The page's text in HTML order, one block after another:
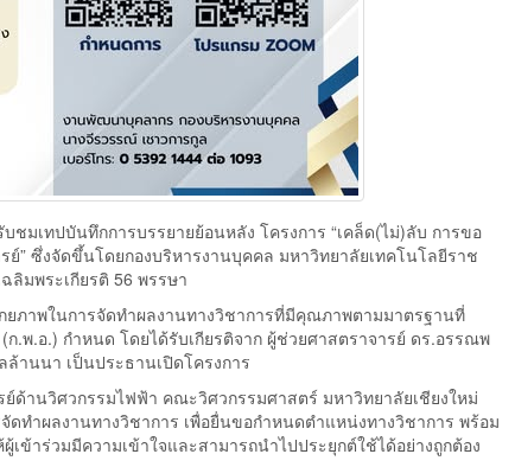
มเทปบันทึกการบรรยายย้อนหลัง โครงการ “เคล็ด(ไม่)ลับ การขอ
” ซึ่งจัดขึ้นโดยกองบริหารงานบุคคล มหาวิทยาลัยเทคโนโลยีราช
ลิมพระเกียรติ 56 พรรษา
ภาพในการจัดทำผลงานทางวิชาการที่มีคุณภาพตามมาตรฐานที่
.พ.อ.) กำหนด โดยได้รับเกียรติจาก ผู้ช่วยศาสตราจารย์ ดร.อรรณพ
านนา เป็นประธานเปิดโครงการ
ด้านวิศวกรรมไฟฟ้า คณะวิศวกรรมศาสตร์ มหาวิทยาลัยเชียงใหม่
ทำผลงานทางวิชาการ เพื่อยื่นขอกำหนดตำแหน่งทางวิชาการ พร้อม
ข้าร่วมมีความเข้าใจและสามารถนำไปประยุกต์ใช้ได้อย่างถูกต้อง